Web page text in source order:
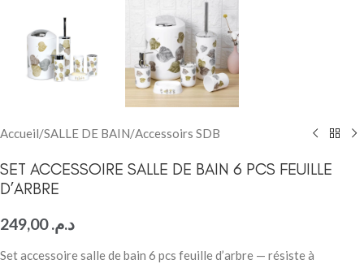
Accueil/SALLE DE BAIN/Accessoirs SDB
SET ACCESSOIRE SALLE DE BAIN 6 PCS FEUILLE
D’ARBRE
د.م.249,00
Set accessoire salle de bain 6 pcs feuille d’arbre — résiste à